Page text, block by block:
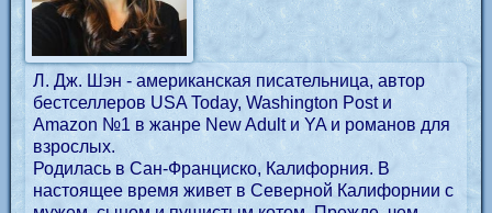
Л. Дж. Шэн - американская писательница, автор
бестселлеров USA Today, Washington Post и
Amazon №1 в жанре New Adult и YA и романов для
взрослых.
Родилась в Сан-Франциско, Калифорния. В
настоящее время живет в Северной Калифорнии с